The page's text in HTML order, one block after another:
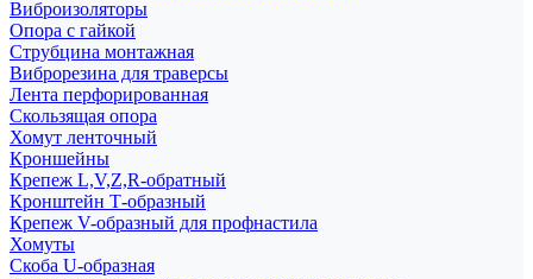
Виброизоляторы
Опора с гайкой
Струбцина монтажная
Виброрезина для траверсы
Лента перфорированная
Скользящая опора
Хомут ленточный
Кроншейны
Крепеж L,V,Z,R-обратный
Кронштейн Т-образный
Крепеж V-образный для профнастила
Хомуты
Скоба U-образная